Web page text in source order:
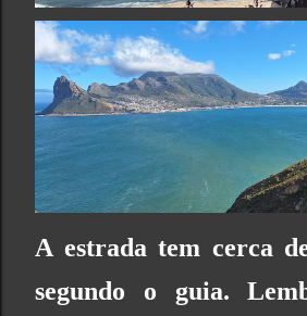
A estrada tem cerca
segundo o guia.